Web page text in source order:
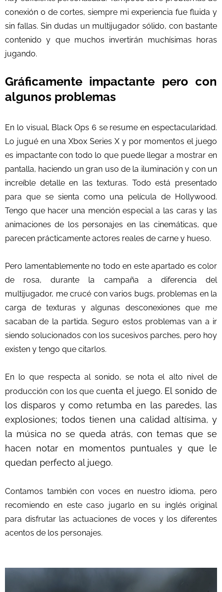
conexión o de cortes, siempre mi experiencia fue fluida y
sin fallas. Sin dudas un multijugador sólido, con bastante
contenido y que muchos invertirán muchísimas horas
jugando.
Gráficamente impactante pero con
algunos problemas
En lo visual, Black Ops 6 se resume en espectacularidad.
Lo jugué en una Xbox Series X y por momentos el juego
es impactante con todo lo que puede llegar a mostrar en
pantalla, haciendo un gran uso de la iluminación y con un
increíble detalle en las texturas. Todo está presentado
para que se sienta como una película de Hollywood.
Tengo que hacer una mención especial a las caras y las
animaciones de los personajes en las cinemáticas, que
parecen prácticamente actores reales de carne y hueso.
Pero lamentablemente no todo en este apartado es color
de rosa, durante la campaña a diferencia del
multijugador, me crucé con varios bugs, problemas en la
carga de texturas y algunas desconexiones que me
sacaban de la partida. Seguro estos problemas van a ir
siendo solucionados con los sucesivos parches, pero hoy
existen y tengo que citarlos.
En lo que respecta al sonido, se nota el alto nivel de
producción con los que cuenta el juego. El sonido de
los disparos y como retumba en las paredes, las
explosiones; todos tienen una calidad altísima, y
la música no se queda atrás, con temas que se
hacen notar en momentos puntuales y que le
quedan perfecto al juego.
Contamos también con voces en nuestro idioma, pero
recomiendo en este caso jugarlo en su inglés original
para disfrutar las actuaciones de voces y los diferentes
acentos de los personajes.